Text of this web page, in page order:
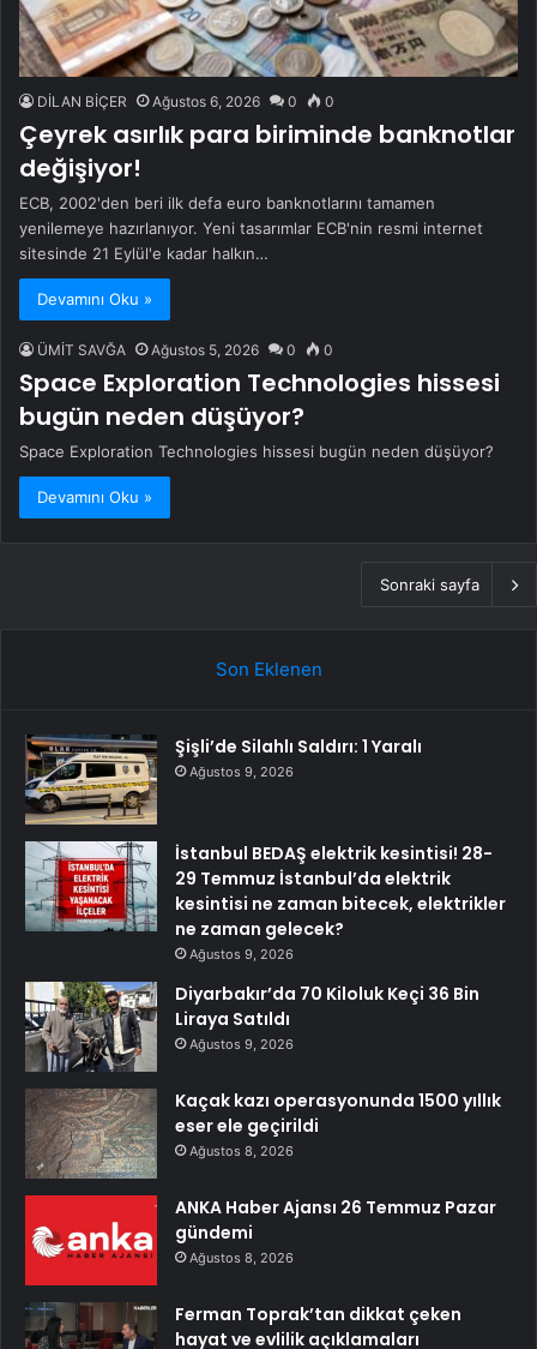
DİLAN BİÇER Ağustos 6, 2026 0 0
Çeyrek asırlık para biriminde banknotlar
değişiyor!
ECB, 2002'den beri ilk defa euro banknotlarını tamamen
yenilemeye hazırlanıyor. Yeni tasarımlar ECB'nin resmi internet
sitesinde 21 Eylül'e kadar halkın…
Devamını Oku »
ÜMİT SAVĞA Ağustos 5, 2026 0 0
Space Exploration Technologies hissesi
bugün neden düşüyor?
Space Exploration Technologies hissesi bugün neden düşüyor?
Devamını Oku »
Sonraki sayfa
Son Eklenen
Şişli’de Silahlı Saldırı: 1 Yaralı
Ağustos 9, 2026
İstanbul BEDAŞ elektrik kesintisi! 28-
29 Temmuz İstanbul’da elektrik
kesintisi ne zaman bitecek, elektrikler
ne zaman gelecek?
Ağustos 9, 2026
Diyarbakır’da 70 Kiloluk Keçi 36 Bin
Liraya Satıldı
Ağustos 9, 2026
Kaçak kazı operasyonunda 1500 yıllık
eser ele geçirildi
Ağustos 8, 2026
ANKA Haber Ajansı 26 Temmuz Pazar
gündemi
Ağustos 8, 2026
Ferman Toprak’tan dikkat çeken
hayat ve evlilik açıklamaları